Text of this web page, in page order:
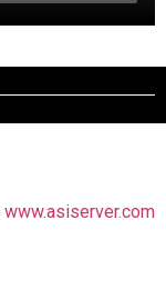
www.asiserver.com